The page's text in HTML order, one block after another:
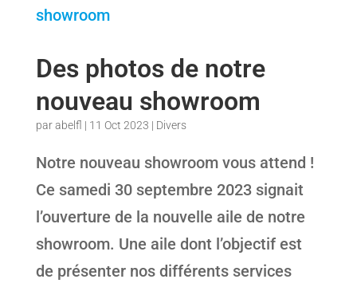
Des photos de notre
nouveau showroom
parabelfl | 11 Oct 2023 | Divers
Notre nouveau showroom vous attend !
Ce samedi 30 septembre 2023 signait
l’ouverture de la nouvelle aile de notre
showroom. Une aile dont l’objectif est
de présenter nos différents services